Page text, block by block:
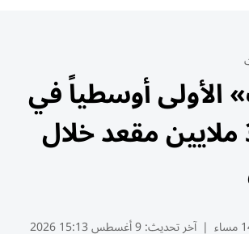
الأولى أوسطياً في
السعة بـ3 ملايين مقعد خلال
| آخر تحديث:9 أغسطس 15:13 2026